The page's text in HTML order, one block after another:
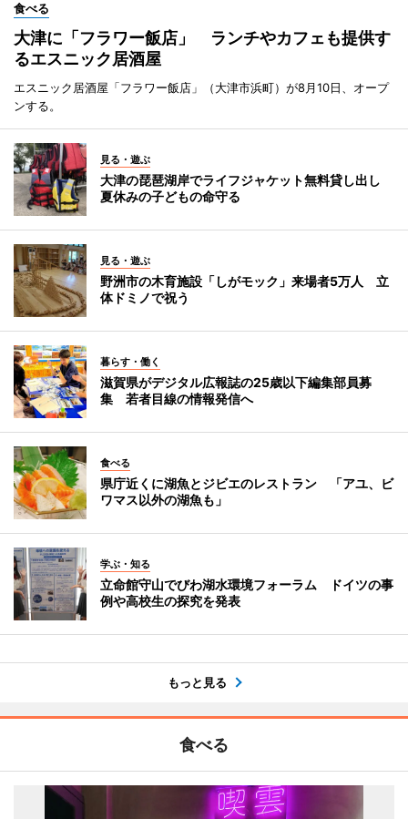
食べる
大津に「フラワー飯店」 ランチやカフェも提供す
るエスニック居酒屋
エスニック居酒屋「フラワー飯店」（大津市浜町）が8月10日、オープ
ンする。
見る・遊ぶ
大津の琵琶湖岸でライフジャケット無料貸し出し
夏休みの子どもの命守る
見る・遊ぶ
野洲市の木育施設「しがモック」来場者5万人 立
体ドミノで祝う
暮らす・働く
滋賀県がデジタル広報誌の25歳以下編集部員募
集 若者目線の情報発信へ
食べる
県庁近くに湖魚とジビエのレストラン 「アユ、ビ
ワマス以外の湖魚も」
学ぶ・知る
立命館守山でびわ湖水環境フォーラム ドイツの事
例や高校生の探究を発表
もっと見る
食べる